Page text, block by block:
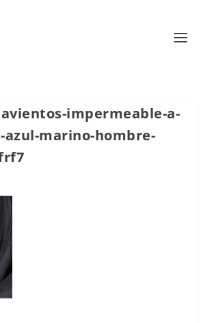
impermeable-a-
azul-marino-hombre-